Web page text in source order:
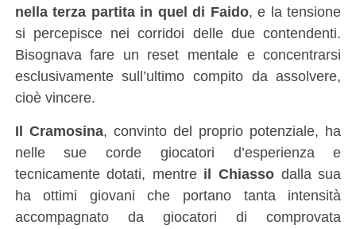
nella terza partita in quel di Faido, e la tensione
si percepisce nei corridoi delle due contendenti.
Bisognava fare un reset mentale e concentrarsi
esclusivamente sull’ultimo compito da assolvere,
cioè vincere.
Il Cramosina, convinto del proprio potenziale, ha
nelle sue corde giocatori d’esperienza e
tecnicamente dotati, mentre il Chiasso dalla sua
ha ottimi giovani che portano tanta intensità
accompagnato da giocatori di comprovata